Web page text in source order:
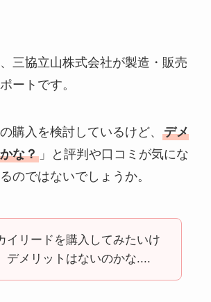
三協立山株式会社が製造・販売
ートです。
購入を検討しているけど、 デメ
な？」と評判や口コミが気にな
のではないでしょうか。
イリードを購入してみたいけ
デメリットはないのかな....